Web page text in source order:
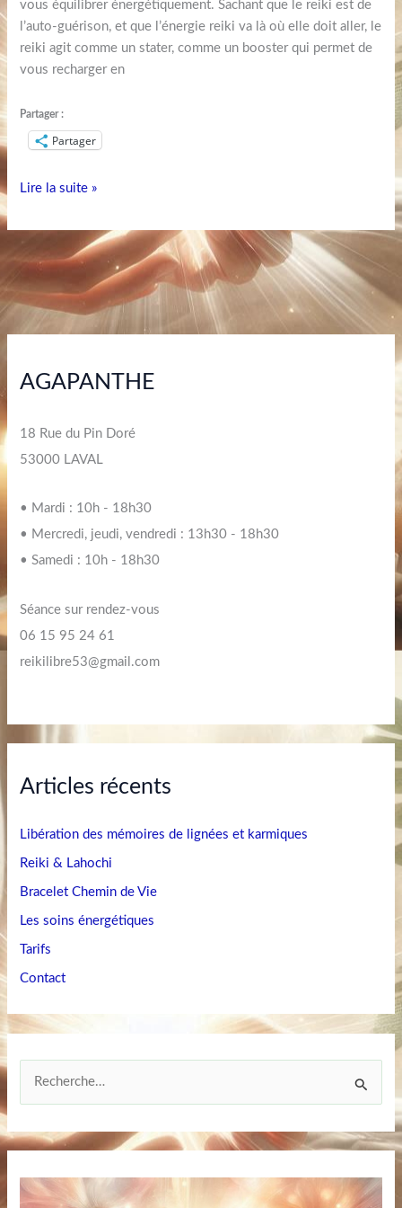
vous équilibrer énergétiquement. Sachant que le reiki est de
l’auto-guérison, et que l’énergie reiki va là où elle doit aller, le
reiki agit comme un stater, comme un booster qui permet de
vous recharger en
Partager :
Partager
Lire la suite »
AGAPANTHE
18 Rue du Pin Doré
53000 LAVAL
• Mardi : 10h - 18h30
• Mercredi, jeudi, vendredi : 13h30 - 18h30
• Samedi : 10h - 18h30
Séance sur rendez-vous
06 15 95 24 61
reikilibre53@gmail.com
Articles récents
Libération des mémoires de lignées et karmiques
Reiki & Lahochi
Bracelet Chemin de Vie
Les soins énergétiques
Tarifs
Contact
c
e